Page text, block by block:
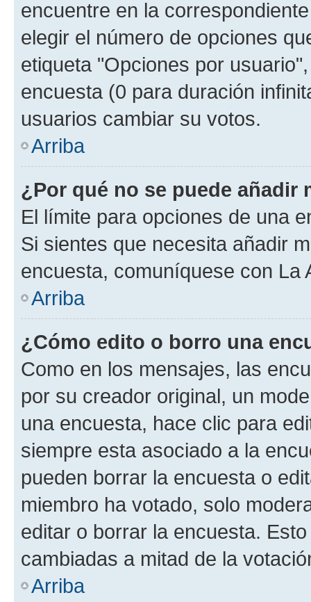
encuentre en la
elegir el número de opciones
etiqueta "Opciones por
encuesta (0 para duración
usuarios cambiar su votos.
Arriba
¿Por qué no se puede añadir
El límite para opciones de una
Si sientes que necesita añadir
encuesta, comuníquese con La
Arriba
¿Cómo edito o borro una
Como en los mensajes, las
por su creador original, un
una encuesta, hace clic para
siempre esta asociado a la
pueden borrar la encuesta o
miembro ha votado, solo
editar o borrar la encuesta.
cambiadas a mitad de la
Arriba